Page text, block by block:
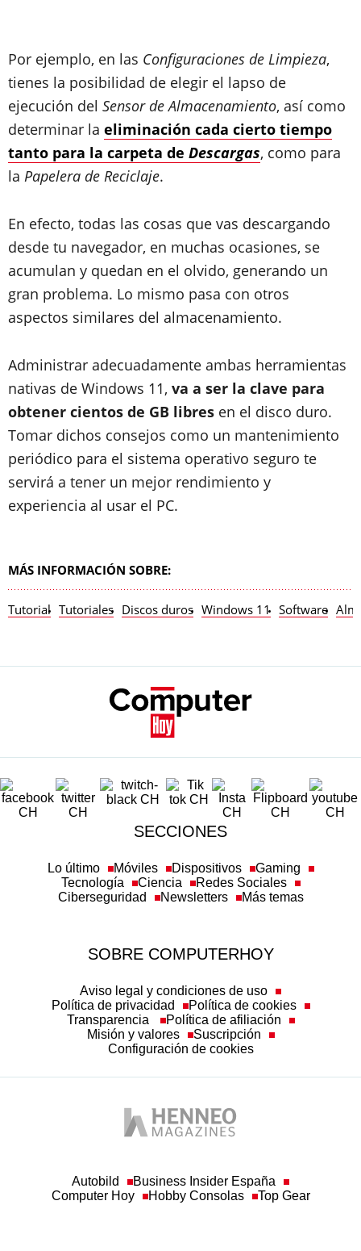
Por ejemplo, en las Configuraciones de Limpieza,
tienes la posibilidad de elegir el lapso de
ejecución del Sensor de Almacenamiento, así como
determinar la eliminación cada cierto tiempo
tanto para la carpeta de Descargas, como para
la Papelera de Reciclaje.
En efecto, todas las cosas que vas descargando
desde tu navegador, en muchas ocasiones, se
acumulan y quedan en el olvido, generando un
gran problema. Lo mismo pasa con otros
aspectos similares del almacenamiento.
Administrar adecuadamente ambas herramientas
nativas de Windows 11, va a ser la clave para
obtener cientos de GB libres en el disco duro.
Tomar dichos consejos como un mantenimiento
periódico para el sistema operativo seguro te
servirá a tener un mejor rendimiento y
experiencia al usar el PC.
MÁS INFORMACIÓN SOBRE:
Tutorial Tutoriales Discos duros Windows 11 Software
SECCIONES
Lo último Móviles Dispositivos
Gaming
Tecnología
Ciencia
Redes Sociales
Ciberseguridad
Newsletters Más temas
SOBRE COMPUTERHOY
Aviso legal y condiciones de uso
Política de privacidad
Política de cookies
Transparencia
Política de afiliación
Misión y valores
Suscripción
Configuración de cookies
Autobild
Business Insider España
Computer Hoy
Hobby Consolas Top Gear